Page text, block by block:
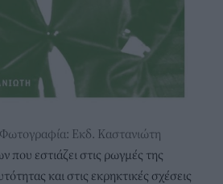
Εκδ. Καστανιώτη
που εστιάζει στις ρωγμές της
και στις εκρηκτικές σχέσεις